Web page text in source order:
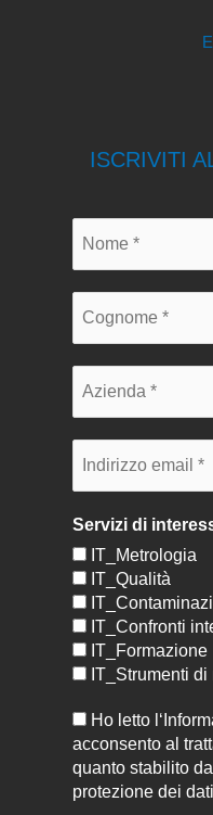
ISCRIVITI
Servizi di
IT_Metrologia
IT_Qualità
IT_Confronti
IT_Formazione
IT_Strumenti di
Ho letto
acconsento al
quanto stabilito
protezione dei